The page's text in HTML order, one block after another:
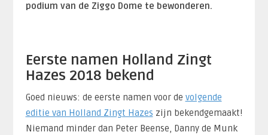
podium van de Ziggo Dome te bewonderen.
Eerste namen Holland Zingt
Hazes 2018 bekend
Goed nieuws: de eerste namen voor de volgende
editie van Holland Zingt Hazes zijn bekendgemaakt!
Niemand minder dan Peter Beense, Danny de Munk